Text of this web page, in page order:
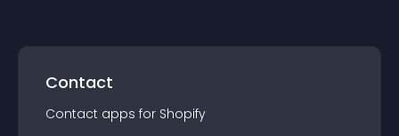
Contact
Contact apps for Shopify